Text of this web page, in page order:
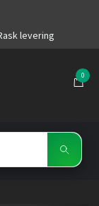
levering
0